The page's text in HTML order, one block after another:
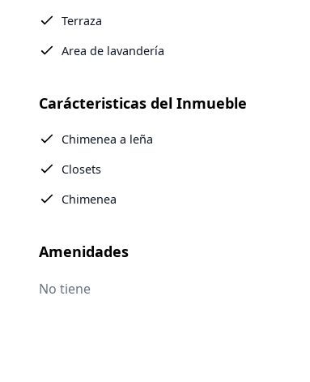
Terraza
Area de lavandería
Carácteristicas del Inmueble
Chimenea a leña
Closets
Chimenea
Amenidades
No tiene